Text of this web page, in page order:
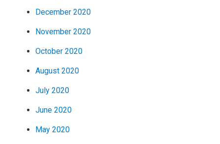
December 2020
November 2020
October 2020
August 2020
July 2020
June 2020
May 2020